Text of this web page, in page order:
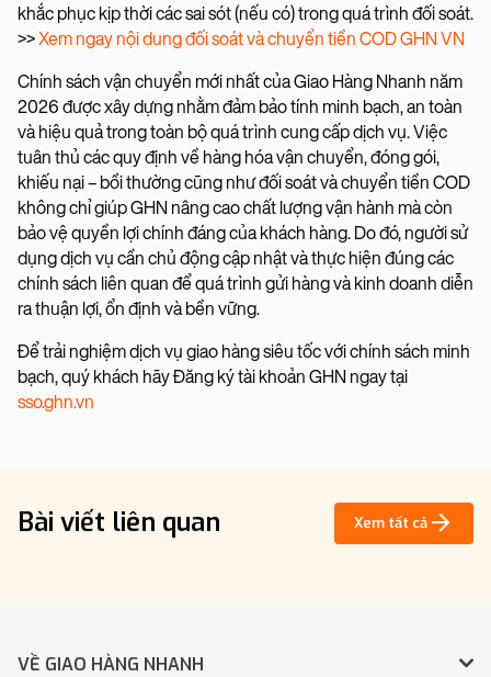
khắc phục kịp thời các sai sót (nếu có) trong quá trình đối soát.
>>Xem ngay nội dung đối soát và chuyển tiền COD GHN VN
Chính sách vận chuyển mới nhất của Giao Hàng Nhanh năm
2026 được xây dựng nhằm đảm bảo tính minh bạch, an toàn
và hiệu quả trong toàn bộ quá trình cung cấp dịch vụ. Việc
tuân thủ các quy định về hàng hóa vận chuyển, đóng gói,
khiếu nại – bồi thường cũng như đối soát và chuyển tiền COD
không chỉ giúp GHN nâng cao chất lượng vận hành mà còn
bảo vệ quyền lợi chính đáng của khách hàng. Do đó, người sử
dụng dịch vụ cần chủ động cập nhật và thực hiện đúng các
chính sách liên quan để quá trình gửi hàng và kinh doanh diễn
ra thuận lợi, ổn định và bền vững.
Để trải nghiệm dịch vụ giao hàng siêu tốc với chính sách minh
bạch, quý khách hãy Đăng ký tài khoản GHN ngay tại
sso.ghn.vn
Bài viết liên quan Xem tất cả
VỀ GIAO HÀNG NHANH